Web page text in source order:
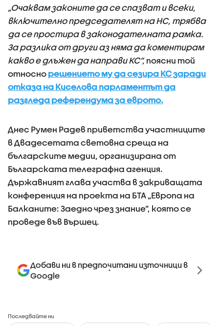
„Очаквам законите да се спазват и всеки,
включително председателят на НС, трябва
да се простира в законодателната рамка.
За разлика от други аз няма да коментирам
какво е длъжен да направи КС”, поясни той
относно решението му да сезира КС заради
отказа на Киселова парламентът да
разгледа референдума за еврото.
Днес Румен Радев приветства участниците
в Двадесетата световна среща на
българските медии, организирана от
Българската телеграфна агенция.
Държавният глава участва в закриващата
конференция на проекта на БТА „Европа на
Балканите: Заедно чрез знание“, която се
проведе във Вършец.
Добави ни в предпочитани източници в
Google
Последвайте ни